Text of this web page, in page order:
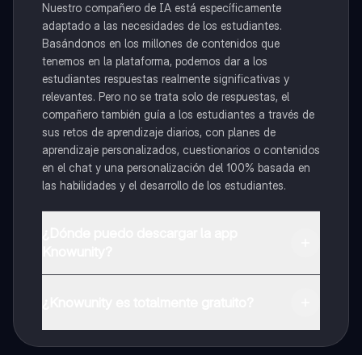
Nuestro compañero de IA está específicamente
adaptado a las necesidades de los estudiantes.
Basándonos en los millones de contenidos que
tenemos en la plataforma, podemos dar a los
estudiantes respuestas realmente significativas y
relevantes. Pero no se trata solo de respuestas, el
compañero también guía a los estudiantes a través de
sus retos de aprendizaje diarios, con planes de
aprendizaje personalizados, cuestionarios o contenidos
en el chat y una personalización del 100% basada en
las habilidades y el desarrollo de los estudiantes.